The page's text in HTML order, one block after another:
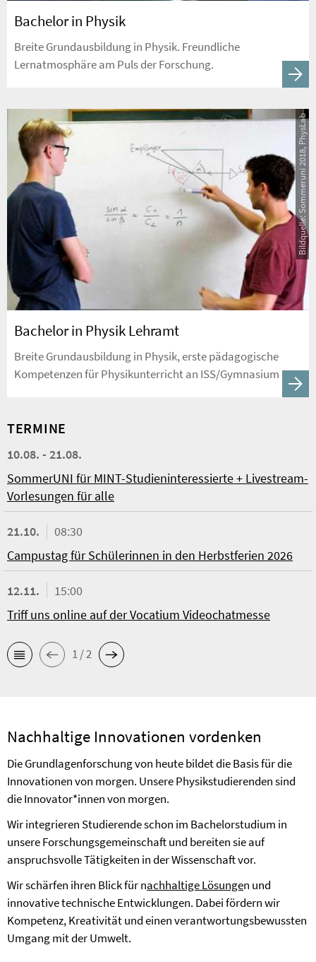
Bachelor in Physik
Breite Grundausbildung in Physik. Freundliche
Lernatmosphäre am Puls der Forschung.
Bachelor in Physik Lehramt
Breite Grundausbildung in Physik, erste pädagogische
Kompetenzen für Physikunterricht an ISS/Gymnasium
Bildquelle: Sommeruni 2018, PhysLab
TERMINE
10.08. - 21.08.
SommerUNI für MINT-Studieninteressierte + Livestream-
Vorlesungen für alle
21.10.
08:30
Campustag für Schülerinnen in den Herbstferien 2026
12.11.
15:00
Triff uns online auf der Vocatium Videochatmesse
1 / 2
Nachhaltige Innovationen vordenken
Die Grundlagenforschung von heute bildet die Basis für die
Innovationen von morgen. Unsere Physikstudierenden sind
die Innovator*innen von morgen.
Wir integrieren Studierende schon im Bachelorstudium in
unsere Forschungsgemeinschaft und bereiten sie auf
anspruchsvolle Tätigkeiten in der Wissenschaft vor.
Wir schärfen ihren Blick für nachhaltige Lösungen und
innovative technische Entwicklungen. Dabei fördern wir
Kompetenz, Kreativität und einen verantwortungsbewussten
Umgang mit der Umwelt.